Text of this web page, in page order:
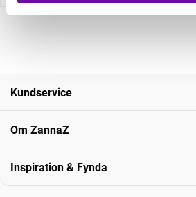
Kundservice
Om ZannaZ
Inspiration & Fynda